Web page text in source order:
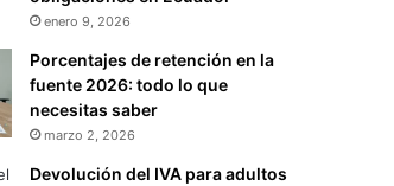
enero 9, 2026
Porcentajes de retención en la
fuente 2026: todo lo que
necesitas saber
marzo 2, 2026
Devolución del IVA para adultos